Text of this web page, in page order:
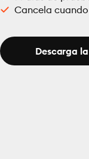
Cancela
Descarga